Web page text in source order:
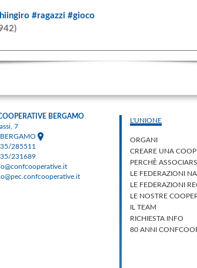
#ragazzi #gioco
L'UNIONE
ORGANI
CREARE UNA
PERCHÈ
LE FEDERAZIONI
LE FEDERAZIONI
LE NOSTRE
IL TEAM
RICHIESTA INFO
80 ANNI
BERGAMO
7
285511
231689